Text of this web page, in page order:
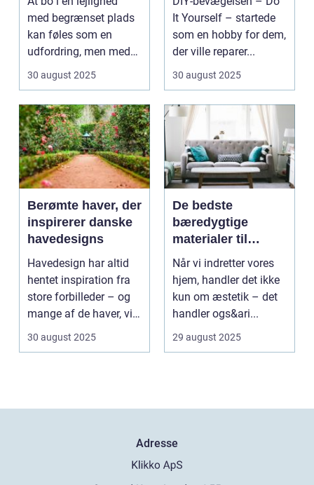
med begrænset plads
kan føles som en
udfordring, men med
de rette ...
30 august 2025
It Yourself – startede
som en hobby for dem,
der ville reparer...
30 august 2025
Berømte haver, der
inspirerer danske
havedesigns
Havedesign har altid
hentet inspiration fra
store forbilleder – og
mange af de haver, vi
kende...
30 august 2025
De bedste
bæredygtige
materialer til
boligindretning
Når vi indretter vores
hjem, handler det ikke
kun om æstetik – det
handler ogs&ari...
29 august 2025
Adresse